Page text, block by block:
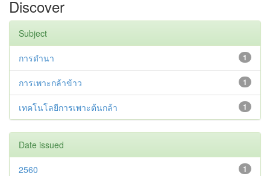
Discover
Subject
1
การดำนา
1
การเพาะกล้าข้าว
1
เทคโนโลยีการเพาะต้นกล้า
Date issued
1
2560